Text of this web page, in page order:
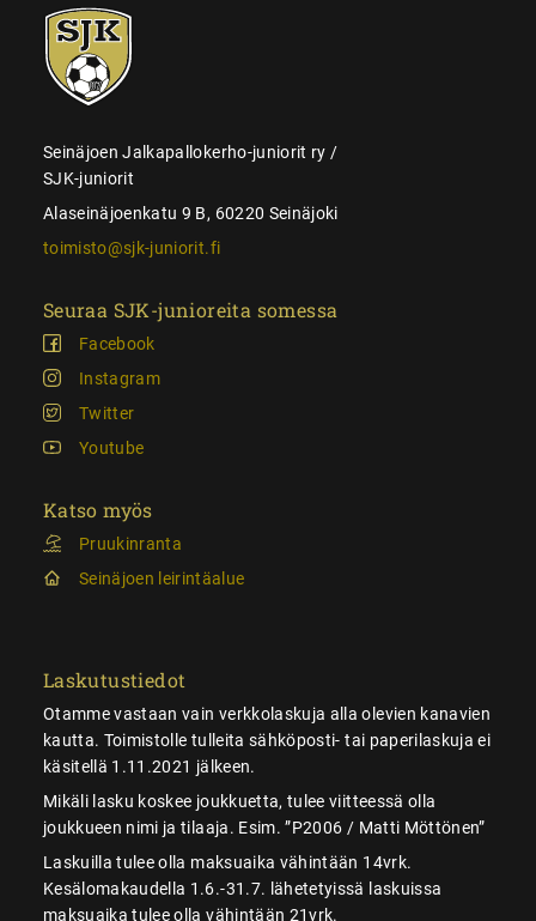
SJK-
juniorit
Seinäjoen Jalkapallokerho-juniorit ry /
SJK-juniorit
Alaseinäjoenkatu 9 B, 60220 Seinäjoki
toimisto@sjk-juniorit.fi
Seuraa SJK-junioreita somessa
Facebook
Instagram
Twitter
Youtube
Katso myös
Pruukinranta
Seinäjoen leirintäalue
Laskutustiedot
Otamme vastaan vain verkkolaskuja alla olevien kanavien
kautta. Toimistolle tulleita sähköposti- tai paperilaskuja ei
käsitellä 1.11.2021 jälkeen.
Mikäli lasku koskee joukkuetta, tulee viitteessä olla
joukkueen nimi ja tilaaja. Esim. ”P2006 / Matti Möttönen”
Laskuilla tulee olla maksuaika vähintään 14vrk.
Kesälomakaudella 1.6.-31.7. lähetetyissä laskuissa
maksuaika tulee olla vähintään 21vrk.